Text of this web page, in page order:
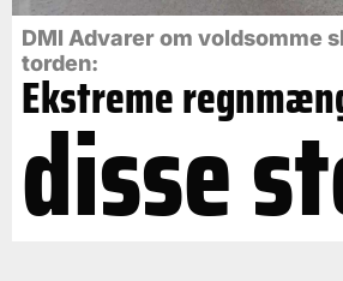
DMI Advarer om voldsomme
torden:
Ekstreme
disse